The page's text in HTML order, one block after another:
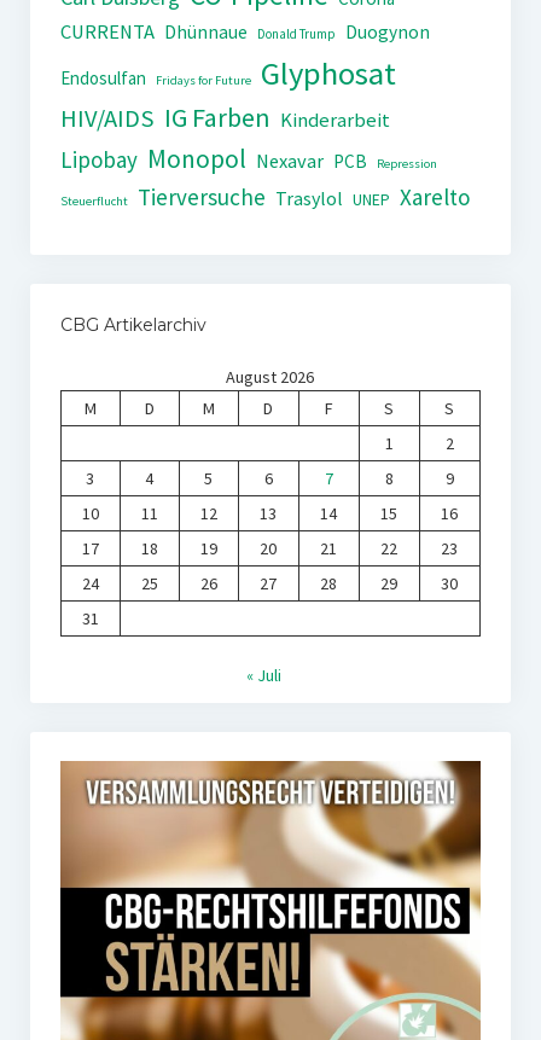
CURRENTA Dhünnaue Donald Trump
Duogynon
Endosulfan
Fridays for Future Glyphosat
HIV/AIDS IG Farben Kinderarbeit
Lipobay Monopol Nexavar PCB Repression
Steuerflucht Tierversuche Trasylol UNEP Xarelto
CBG Artikelarchiv
August 2026
M
D M D F S
S
1
2
3
4 5 6 7 8
9
10
11 12 13 14 15
16
17
18 19 20 21 22
23
24
25 26 27 28 29
30
31
« Juli